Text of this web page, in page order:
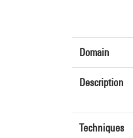
Domain
Description
Techniques